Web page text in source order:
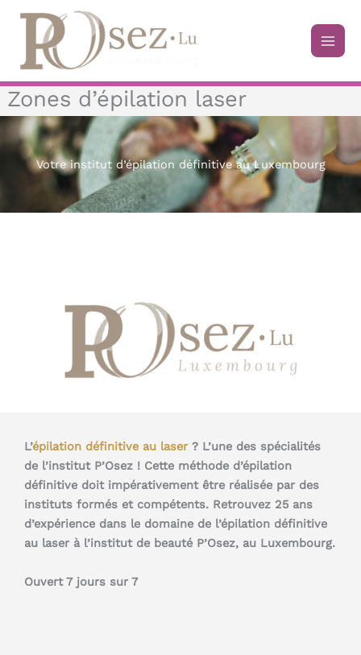
contenu
Zones d’épilation laser
Votre institut d’épilation définitive au Luxembourg
L’épilation définitive au laser ? L’une des spécialités
de l’institut P’Osez ! Cette méthode d’épilation
définitive doit impérativement être réalisée par des
instituts formés et compétents. Retrouvez 25 ans
d’expérience dans le domaine de l’épilation définitive
au laser à l’institut de beauté P’Osez, au Luxembourg.
Ouvert 7 jours sur 7